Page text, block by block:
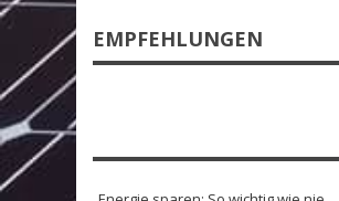
EMPFEHLUNGEN